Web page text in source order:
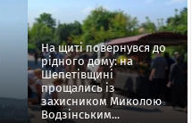
На щиті повернувся до
рідного дому: на
Шепетівщині
прощались із
захисником Миколою
Водзінським...